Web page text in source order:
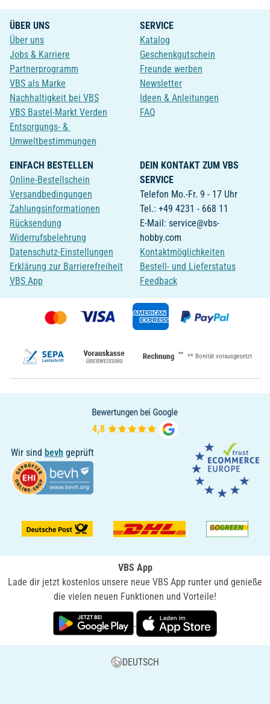
ÜBER UNS
Über uns
Jobs & Karriere
Partnerprogramm
VBS als Marke
Nachhaltigkeit bei VBS
VBS Bastel-Markt Verden
Entsorgungs- &
Umweltbestimmungen
SERVICE
Katalog
Geschenkgutschein
Freunde werben
Newsletter
Ideen & Anleitungen
FAQ
EINFACH BESTELLEN
Online-Bestellschein
Versandbedingungen
Zahlungsinformationen
Rücksendung
Widerrufsbelehrung
Datenschutz-Einstellungen
Erklärung zur Barrierefreiheit
VBS App
DEIN KONTAKT ZUM VBS
SERVICE
Telefon Mo.-Fr. 9 - 17 Uhr
Tel.: +49 4231 - 668 11
E-Mail: service@vbs-
hobby.com
Kontaktmöglichkeiten
Bestell- und Lieferstatus
Feedback
** ** Bonität vorausgesetzt
Wir sind bevh geprüft
VBS App
Lade dir jetzt kostenlos unsere neue VBS App runter und genieße
die vielen neuen Funktionen und Vorteile!
DEUTSCH